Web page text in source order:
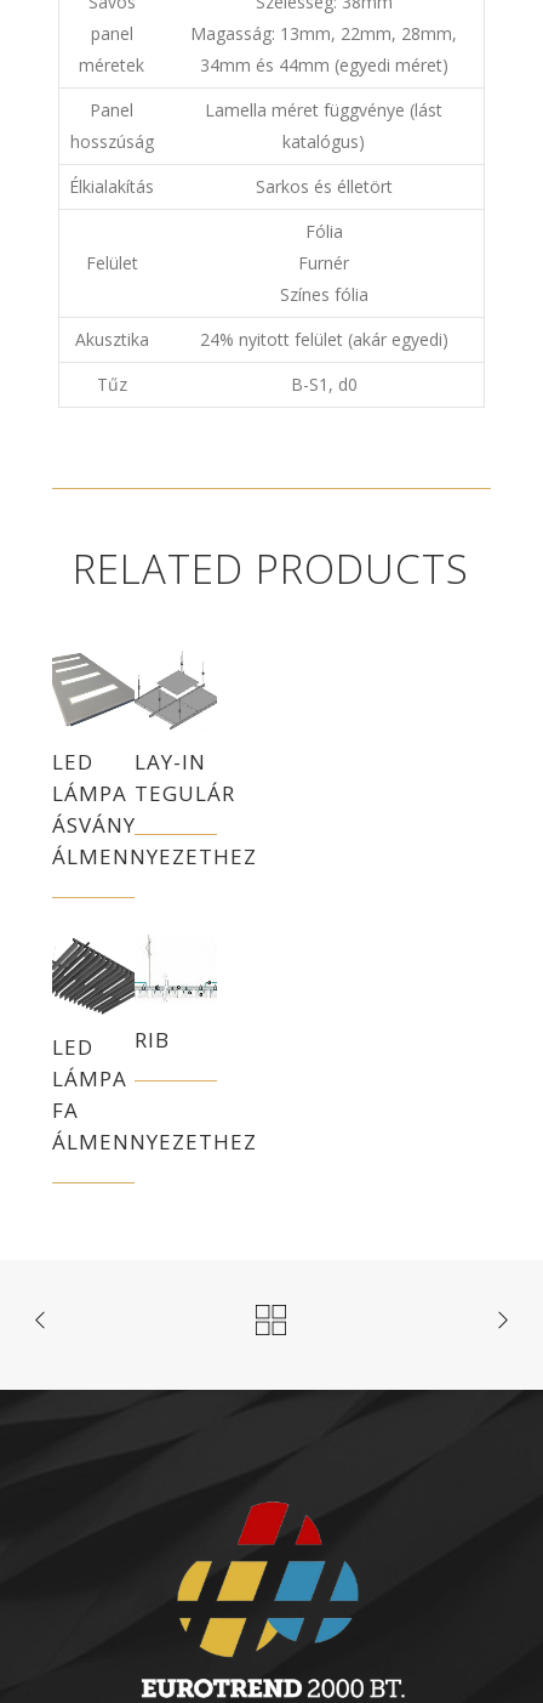
panel
méretek
Magasság: 13mm, 22mm, 28mm,
34mm és 44mm (egyedi méret)
Panel
hosszúság
Lamella méret függvénye (lást
katalógus)
Élkialakítás
Sarkos és élletört
Felület
Fólia
Furnér
Színes fólia
Akusztika
24% nyitott felület (akár egyedi)
Tűz
B-S1, d0
RELATED PRODUCTS
LED
LÁMPA
ÁSVÁNY
ÁLMENNYEZETHEZ
LAY-IN
TEGULÁR
LED
LÁMPA
FA
ÁLMENNYEZETHEZ
RIB